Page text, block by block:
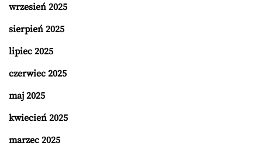
wrzesień 2025
sierpień 2025
lipiec 2025
czerwiec 2025
maj 2025
kwiecień 2025
marzec 2025